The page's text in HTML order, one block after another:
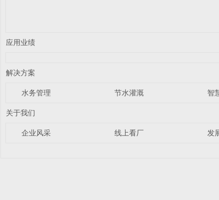
应用业绩
解决方案
水务管理 节水灌溉 智
关于我们
企业风采 线上看厂 发